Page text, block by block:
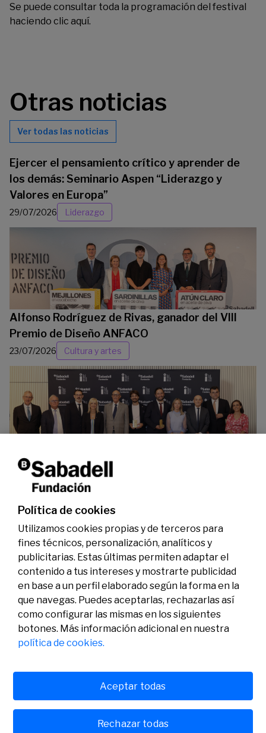
Se puede consultar toda la programación del festival
haciendo clic aquí.
Otras noticias
Ver todas las noticias
Ejercer el pensamiento crítico y aprender de
los demás: Seminario Aspen “Liderazgo y
Valores en Europa”
29/07/2026 Liderazgo
Alfonso Rodríguez de Rivas, ganador del VIII
Premio de Diseño ANFACO
23/07/2026 Cultura y artes
La Fundación Banco Sabadell reconoce a dos
investigadores en los ámbitos de la edición del
genoma y la energía limpia
07/07/2026 Premios
Legal
Aviso legal
Política de privacidad
Actividad
Convocatorias
Premios
Social
© Fundación Banco Sabadell 2024 todos los derechos
Política de cookies
Utilizamos cookies propias y de terceros para
fines técnicos, personalización, analíticos y
publicitarias. Estas últimas permiten adaptar el
contenido a tus intereses y mostrarte publicidad
en base a un perfil elaborado según la forma en la
que navegas. Puedes aceptarlas, rechazarlas así
como configurar las mismas en los siguientes
botones. Más información adicional en nuestra
política de cookies.
Rechazar todas
Aceptar todas